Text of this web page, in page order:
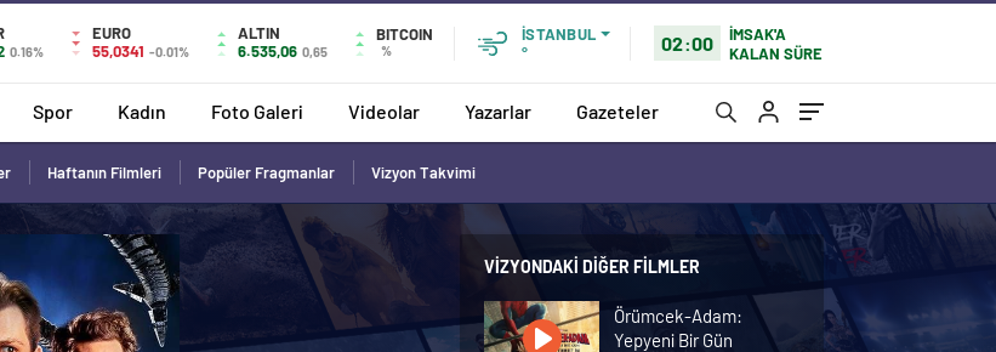
0.16%
EURO
55,0341 -0.01%
ALTIN
6.535,06 0,65
BITCOIN
%
İSTANBUL
°
02:00
İMSAK'A
KALAN SÜRE
Spor Kadın Foto Galeri Videolar Yazarlar Gazeteler
Haftanın Filmleri Popüler Fragmanlar Vizyon Takvimi
VIZYONDAKI DIĞER FILMLER
Örümcek-Adam:
Yepyeni Bir Gün